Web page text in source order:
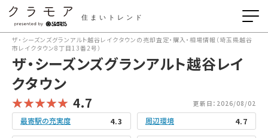
住まいトレンド
ザ・シーズンズグランアルト越谷レイクタウンの売却査定・購入・相場情報（埼玉県越谷
市レイクタウン8丁目13番2号）
ザ・シーズンズグランアルト越谷レイ
クタウン
4.7 更新日：2026/08/02
最寄駅の充実度 4.3 周辺環境 4.7